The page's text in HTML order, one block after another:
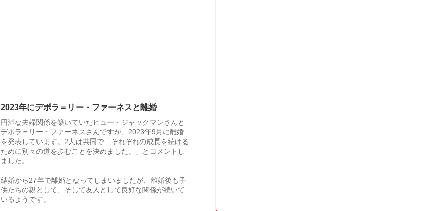
2023年にデボラ＝リー・ファーネスと離婚
円満な夫婦関係を築いていたヒュー・ジャックマンさんと
デボラ＝リー・ファーネスさんですが、2023年9月に離婚
を発表しています。2人は共同で「それぞれの成長を続ける
ために別々の道を歩むことを決めました。」とコメントし
ました。
結婚から27年で離婚となってしまいましたが、離婚後も子
供たちの親として、そして友人として良好な関係が続いて
いるようです。